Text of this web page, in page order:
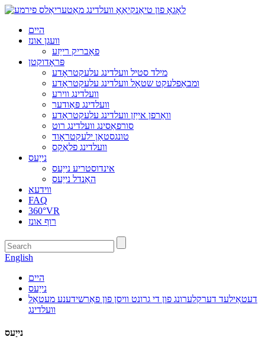
היים
וועגן אונז
פאַבריק רייַזע
פּראָדוקטן
מילד סטיל וועלדינג עלעקטראָדע
ומבאַפלעקט שטאָל וועלדינג עלעקטראָדע
וועלדינג ווירע
וועלדינג פּאַודער
וואַרפן אייַזן וועלדינג עלעקטראָדע
סורפאַסינג וועלדינג רוט
טונגסטאַן ילעקטראָוד
וועלדינג פלאַקס
נייַעס
אינדוסטריע נייַעס
האַנדל נייַעס
ווידעא
FAQ
360°VR
רוף אונז
English
היים
נייַעס
דעטאַילעד דערקלערונג פון די גרונט וויסן פון פאַרשידענע מעטאַל
וועלדינג
נייַעס